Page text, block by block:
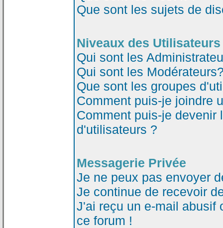
Que sont les sujets de
Niveaux des
Qui sont les
Qui sont les
Que sont les groupes
Comment puis-je joindre
Comment puis-je devenir
d'utilisateurs ?
Messagerie Privée
Je ne peux pas envoyer
Je continue de recevoir
J'ai reçu un e-mail abusif
ce forum !